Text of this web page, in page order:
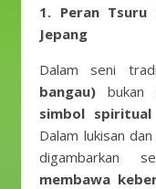
1. Peran Tsuru
Jepang
Dalam seni
bangau) bukan
simbol
Dalam lukisan
digambarkan
membawa